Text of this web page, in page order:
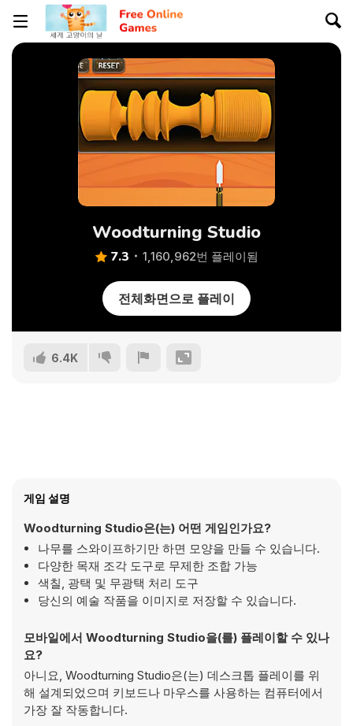
Woodturning Studio
7.3 1,160,962번 플레이됨
전체화면으로 플레이
6.4K
게임 설명
Woodturning Studio은(는) 어떤 게임인가요?
나무를 스와이프하기만 하면 모양을 만들 수 있습니다.
다양한 목재 조각 도구로 무제한 조합 가능
색칠, 광택 및 무광택 처리 도구
당신의 예술 작품을 이미지로 저장할 수 있습니다.
모바일에서 Woodturning Studio을(를) 플레이할 수 있나
요?
아니요, Woodturning Studio은(는) 데스크톱 플레이를 위
해 설계되었으며 키보드나 마우스를 사용하는 컴퓨터에서
가장 잘 작동합니다.